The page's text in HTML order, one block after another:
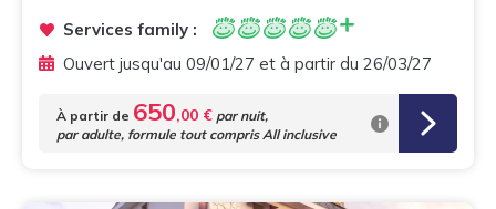
Services family :
Ouvert jusqu'au 09/01/27 et à partir du 26/03/27
À partir de 650,00 € par nuit,
par adulte, formule tout compris All inclusive